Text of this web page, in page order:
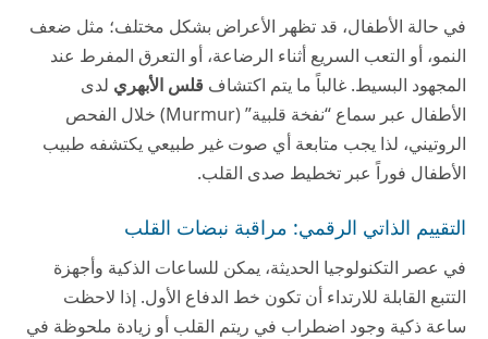
في حالة الأطفال، قد تظهر الأعراض بشكل مختلف؛ مثل ضعف
النمو، أو التعب السريع أثناء الرضاعة، أو التعرق المفرط عند
المجهود البسيط. غالباً ما يتم اكتشاف قلس الأبهري لدى
الأطفال عبر سماع “نفخة قلبية” (Murmur) خلال الفحص
الروتيني، لذا يجب متابعة أي صوت غير طبيعي يكتشفه طبيب
الأطفال فوراً عبر تخطيط صدى القلب.
التقييم الذاتي الرقمي: مراقبة نبضات القلب
في عصر التكنولوجيا الحديثة، يمكن للساعات الذكية وأجهزة
التتبع القابلة للارتداء أن تكون خط الدفاع الأول. إذا لاحظت
ساعة ذكية وجود اضطراب في ريتم القلب أو زيادة ملحوظة في